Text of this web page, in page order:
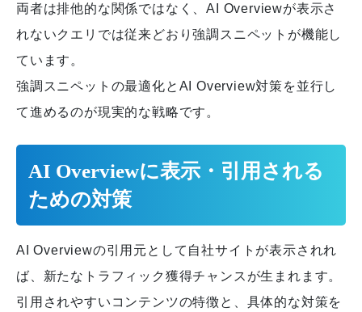
両者は排他的な関係ではなく、AI Overviewが表示さ
れないクエリでは従来どおり強調スニペットが機能し
ています。
強調スニペットの最適化とAI Overview対策を並行し
て進めるのが現実的な戦略です。
AI Overviewに表示・引用される
ための対策
AI Overviewの引用元として自社サイトが表示されれ
ば、新たなトラフィック獲得チャンスが生まれます。
引用されやすいコンテンツの特徴と、具体的な対策を